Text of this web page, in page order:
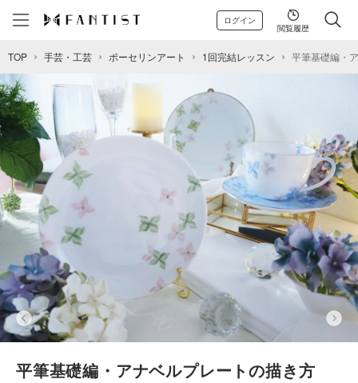
ログイン
閲覧履歴
TOP 手芸・工芸 ポーセリンアート 1回完結レッスン 平筆基礎編・
平筆基礎編・アナベルプレートの描き方